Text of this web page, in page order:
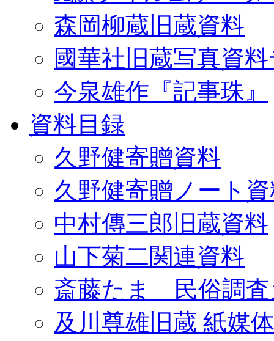
森岡柳蔵旧蔵資料
國華社旧蔵写真資
今泉雄作『記事珠』
資料目録
久野健寄贈資料
久野健寄贈ノート
中村傳三郎旧蔵資料
山下菊二関連資料
斎藤たま 民俗調査
及川尊雄旧蔵 紙媒